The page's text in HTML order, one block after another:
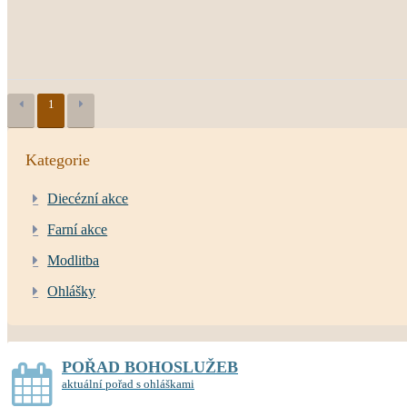
1
Kategorie
Diecézní akce
Farní akce
Modlitba
Ohlášky
POŘAD BOHOSLUŽEB
aktuální pořad s ohláškami